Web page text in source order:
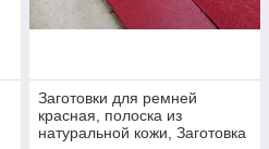
Заготовки для ремней
красная, полоска из
натуральной кожи, Заготовка